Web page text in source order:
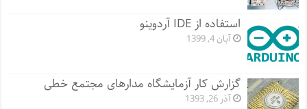
استفاده از IDE آردوینو
آبان 4, 1399
گزارش کار آزمایشگاه مدارهای مجتمع خطی
آذر 26, 1393